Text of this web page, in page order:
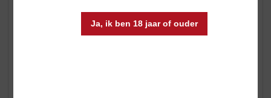
Ja, ik ben 18 jaar of ouder
Schotse gerst te gebruiken, maar bijBruichladdich